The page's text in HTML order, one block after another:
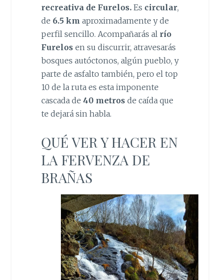
recreativa de Furelos. Es circular,
de 6.5 km aproximadamente y de
perfil sencillo. Acompañarás al río
Furelos en su discurrir, atravesarás
bosques autóctonos, algún pueblo, y
parte de asfalto también, pero el top
10 de la ruta es esta imponente
cascada de 40 metros de caída que
te dejará sin habla.
QUÉ VER Y HACER EN
LA FERVENZA DE
BRAÑAS